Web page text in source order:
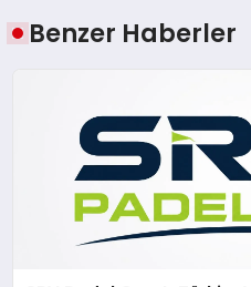
Benzer Haberler